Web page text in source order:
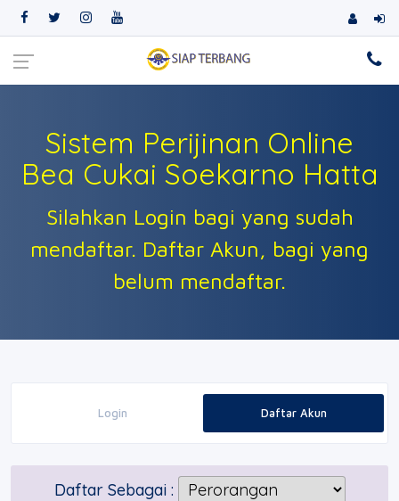
Sistem Perijinan Online
Bea Cukai Soekarno Hatta
Silahkan Login bagi yang sudah
mendaftar. Daftar Akun, bagi yang
belum mendaftar.
Login Daftar Akun
Daftar Sebagai :